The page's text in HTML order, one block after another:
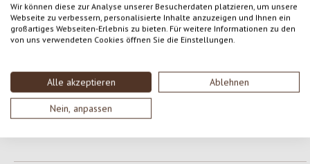
Wir können diese zur Analyse unserer Besucherdaten platzieren, um unsere
Webseite zu verbessern, personalisierte Inhalte anzuzeigen und Ihnen ein
großartiges Webseiten-Erlebnis zu bieten. Für weitere Informationen zu den
von uns verwendeten Cookies öffnen Sie die Einstellungen.
Alle akzeptieren Ablehnen
Nein, anpassen
Durchschnittliche Bewertung von 0 von 5 Sternen
Gib eine Bewertung ab!
SCHREIBE EINE BEWERTUNG